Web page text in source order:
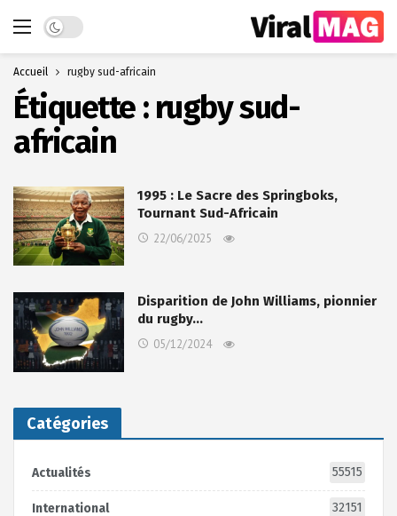
Dark mode
Accueil rugby sud-africain
Étiquette : rugby sud-
africain
1995 : Le Sacre des Springboks,
Tournant Sud-Africain
22/06/2025
Disparition de John Williams, pionnier
du rugby…
05/12/2024
Catégories
Actualités 55515
International 32151